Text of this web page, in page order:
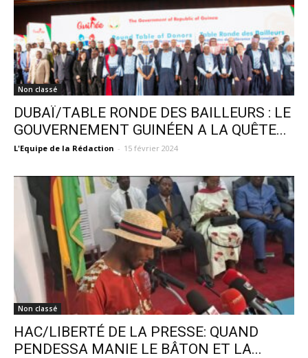
Non classé
DUBAÏ/TABLE RONDE DES BAILLEURS : LE
GOUVERNEMENT GUINÉEN A LA QUÊTE...
L'Equipe de la Rédaction - 15 février 2024
Non classé
HAC/LIBERTÉ DE LA PRESSE: QUAND
PENDESSA MANIE LE BÂTON ET LA...